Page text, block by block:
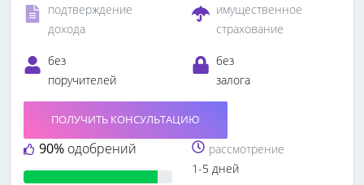
подтверждение
дохода
имущественное
страхование
без
поручителей
без
залога
90% одобрений
ПОЛУЧИТЬ КОНСУЛЬТАЦИЮ
рассмотрение
1-5 дней